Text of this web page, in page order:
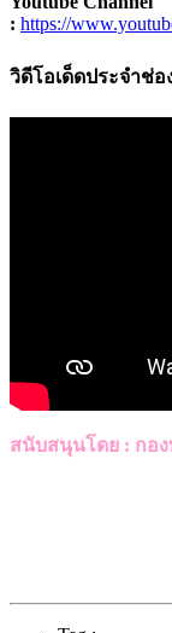
: https://
วิดีโอเด็ดประจำช่อ
สนับสนุนโดย : กอ